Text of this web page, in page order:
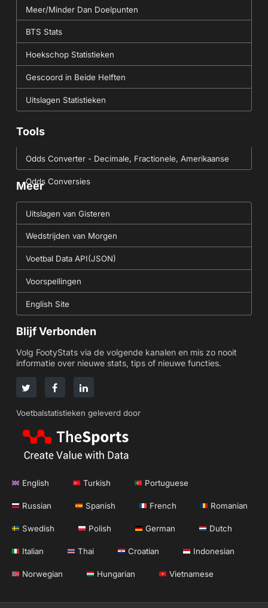
Meer/Minder Dan Doelpunten
BTS Stats
Hoekschop Statistieken
Gescoord in Beide Helften
Uitslagen Statistieken
Tools
Odds Converter - Decimale, Fractionele, Amerikaanse
Odds Conversies
Meer
Uitslagen van Gisteren
Wedstrijden van Morgen
Voetbal Data API(JSON)
Voorspellingen
English Site
Blijf Verbonden
Volg FootyStats via de volgende kanalen en mis zo nooit
informatie over nieuwe stats, tips of nieuwe functies.
Voetbalstatistieken geleverd door
English Turkish Portuguese
Russian Spanish French Romanian
Swedish Polish German Dutch
Italian Thai Croatian Indonesian
Norwegian Hungarian Vietnamese